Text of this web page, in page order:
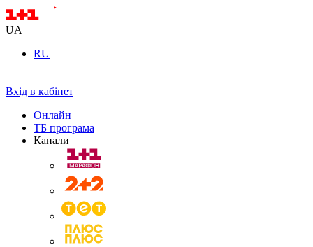
UA
RU
Вхід в кабінет
Онлайн
ТБ програма
Канали